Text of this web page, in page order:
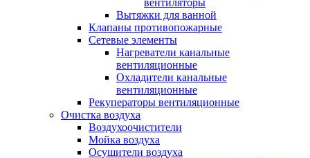
Вытяжки для ванной
Клапаны противопожарные
Сетевые элементы
Нагреватели канальные
вентиляционные
Охладители канальные
вентиляционные
Рекуператоры вентиляционные
Очистка воздуха
Воздухоочистители
Мойка воздуха
Осушители воздуха